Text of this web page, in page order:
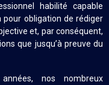
habilité capable
pour obligation de rédiger
et, par conséquent,
que jusqu’à preuve du
nos nombreux